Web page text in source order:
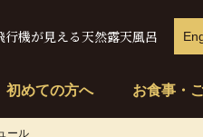
行機が見える天然露天風呂
初めての方へ お食事・
ール